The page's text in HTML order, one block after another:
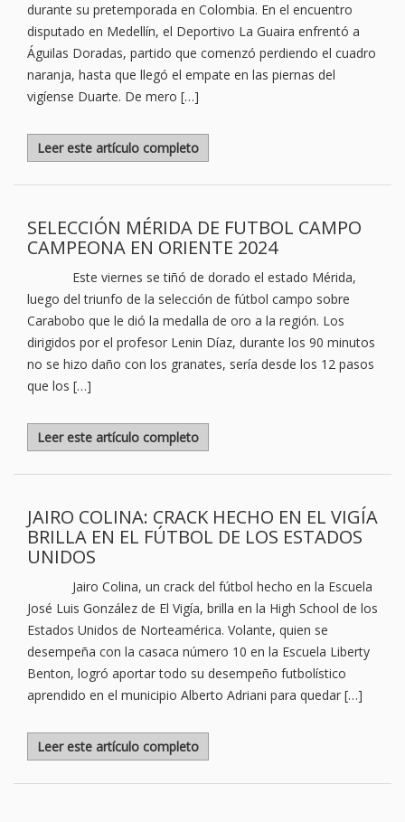
durante su pretemporada en Colombia. En el encuentro
disputado en Medellín, el Deportivo La Guaira enfrentó a
Águilas Doradas, partido que comenzó perdiendo el cuadro
naranja, hasta que llegó el empate en las piernas del
vigíense Duarte. De mero […]
Leer este artículo completo
SELECCIÓN MÉRIDA DE FUTBOL CAMPO
CAMPEONA EN ORIENTE 2024
Este viernes se tiñó de dorado el estado Mérida,
luego del triunfo de la selección de fútbol campo sobre
Carabobo que le dió la medalla de oro a la región. Los
dirigidos por el profesor Lenin Díaz, durante los 90 minutos
no se hizo daño con los granates, sería desde los 12 pasos
que los […]
Leer este artículo completo
JAIRO COLINA: CRACK HECHO EN EL VIGÍA
BRILLA EN EL FÚTBOL DE LOS ESTADOS
UNIDOS
Jairo Colina, un crack del fútbol hecho en la Escuela
José Luis González de El Vigía, brilla en la High School de los
Estados Unidos de Norteamérica. Volante, quien se
desempeña con la casaca número 10 en la Escuela Liberty
Benton, logró aportar todo su desempeño futbolístico
aprendido en el municipio Alberto Adriani para quedar […]
Leer este artículo completo